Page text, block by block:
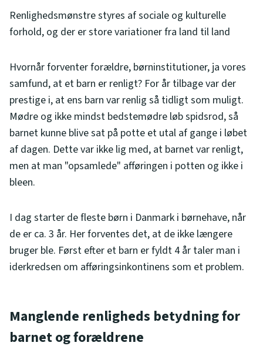
Renlighedsmønstre styres af sociale og kulturelle
forhold, og der er store variationer fra land til land
Hvornår forventer forældre, børninstitutioner, ja vores
samfund, at et barn er renligt? For år tilbage var der
prestige i, at ens barn var renlig så tidligt som muligt.
Mødre og ikke mindst bedstemødre løb spidsrod, så
barnet kunne blive sat på potte et utal af gange i løbet
af dagen. Dette var ikke lig med, at barnet var renligt,
men at man "opsamlede" afføringen i potten og ikke i
bleen.
I dag starter de fleste børn i Danmark i børnehave, når
de er ca. 3 år. Her forventes det, at de ikke længere
bruger ble. Først efter et barn er fyldt 4 år taler man i
iderkredsen om afføringsinkontinens som et problem.
Manglende renligheds betydning for
barnet og forældrene